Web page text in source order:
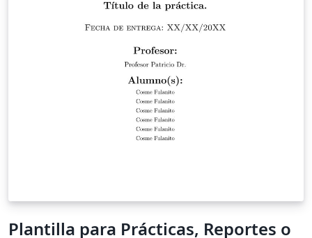
Plantilla para Prácticas, Reportes o